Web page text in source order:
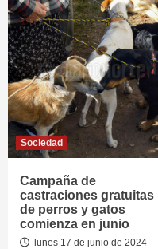
Sociedad
Campaña de
castraciones gratuitas
de perros y gatos
comienza en junio
lunes 17 de junio de 2024